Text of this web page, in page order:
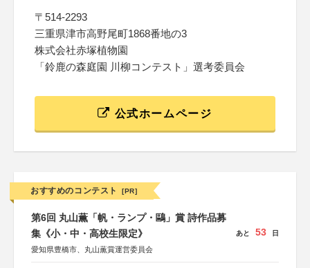
〒514-2293
三重県津市高野尾町1868番地の3
株式会社赤塚植物園
「鈴鹿の森庭園 川柳コンテスト」選考委員会
公式ホームページ
おすすめのコンテスト [PR]
第6回 丸山薫「帆・ランプ・鷗」賞 詩作品募
集《小・中・高校生限定》
愛知県豊橋市、丸山薫賞運営委員会
あと 53 日